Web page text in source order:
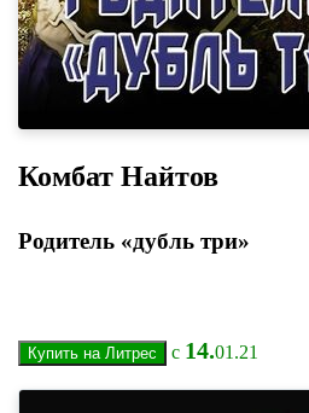
Комбат Найтов
Родитель «дубль три»
с 14.01.21